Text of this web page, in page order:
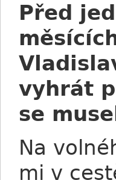
Před
vyhrát
se
Na
mi v